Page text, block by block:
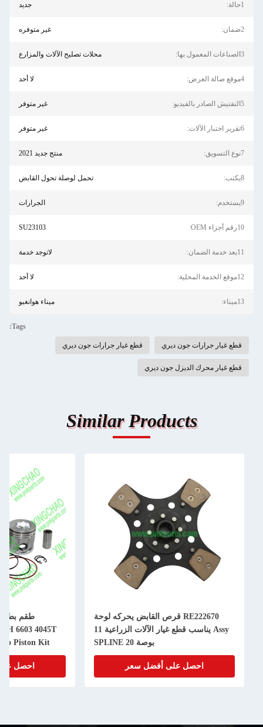
1حالة: جديد
2ضمان: غير متوفره
3الصناعات المعمول بها: محلات تصليح الآلات والمزارع
4موقع صالة العرض: لا أحد
5التفتيش الصادر بالفيديو: غير متوفر
6تقرير اختبار الآلات: غير متوفر
7نوع التسويق: منتج جديد 2021
8يكتب: تحمل لوصلة تحول القابض
9يستخدم: الجرارات
10رقم أجزاء OEM: SU23103
11بعد خدمة الضمان: لاتوجد خدمة
12موقع الخدمة المحلية: لا أحد
13ميناء: ميناء هوانغبو
Tags:
قطع غيار جرارات جون ديري قطع غيار جرارات جون ديري
قطع غيار محرك الديزل جون ديري
Similar Products
RE222670 قرص القابض يحركه لوحة
Assy يناسب قطع غيار الآلات الزراعية 11
بوصة 20 SPLINE
احصل على أفضل سعر
6603 4045T
Piston Kit
احصل